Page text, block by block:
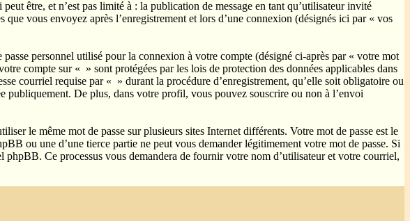
être, et n’est pas limité à : la publication de message en tant qu’utilisateur invité
vous envoyez après l’enregistrement et lors d’une connexion (désignés ici par « vos
personnel utilisé pour la connexion à votre compte (désigné ci-après par « votre mot
compte sur « » sont protégées par les lois de protection des données applicables dans
courriel requise par « » durant la procédure d’enregistrement, qu’elle soit obligatoire ou
De plus, dans votre profil, vous pouvez souscrire ou non à l’envoi
le même mot de passe sur plusieurs sites Internet différents. Votre mot de passe est le
ou une d’une tierce partie ne peut vous demander légitimement votre mot de passe. Si
Ce processus vous demandera de fournir votre nom d’utilisateur et votre courriel,